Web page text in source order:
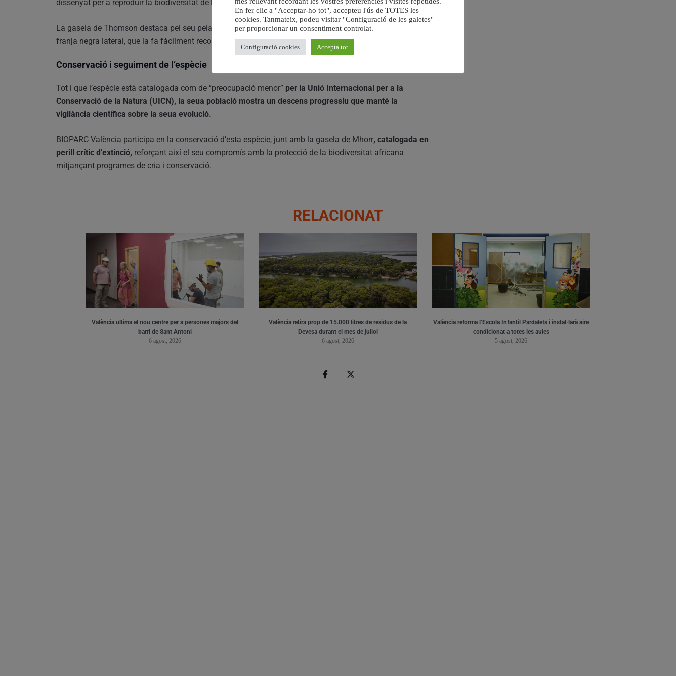
dissenyat per a reproduir la biodiversitat de l’ecosistema africà.
La gasela de Thomson destaca pel seu pelatge marró rogenc amb el ventre blanc i una característica
franja negra lateral, que la fa fàcilment reconeixible en el paisatge del parc.
Conservació i seguiment de l’espècie
Tot i que l’espècie està catalogada com de “preocupació menor” per la Unió Internacional per a la
Conservació de la Natura (UICN), la seua població mostra un descens progressiu que manté la
vigilància científica sobre la seua evolució.
BIOPARC València participa en la conservació d’esta espècie, junt amb la gasela de Mhorr, catalogada en
perill crític d’extinció, reforçant així el seu compromís amb la protecció de la biodiversitat africana
mitjançant programes de cria i conservació.
RELACIONAT
València ultima el nou centre per a persones majors del
barri de Sant Antoni
6 agost, 2026
València retira prop de 15.000 litres de residus de la
Devesa durant el mes de juliol
6 agost, 2026
València reforma l’Escola Infantil Pardalets i instal·larà aire
condicionat a totes les aules
5 agost, 2026
En fer clic a "Acceptar-ho tot", accepteu l'ús de TOTES les
cookies. Tanmateix, podeu visitar "Configuració de les galetes"
per proporcionar un consentiment controlat.
Configuració cookies Accepta tot